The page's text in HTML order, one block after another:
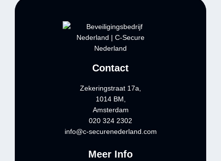
Contact
Zekeringstraat 17a,
1014 BM,
Amsterdam
020 324 2302
info@c-securenederland.com
Meer Info